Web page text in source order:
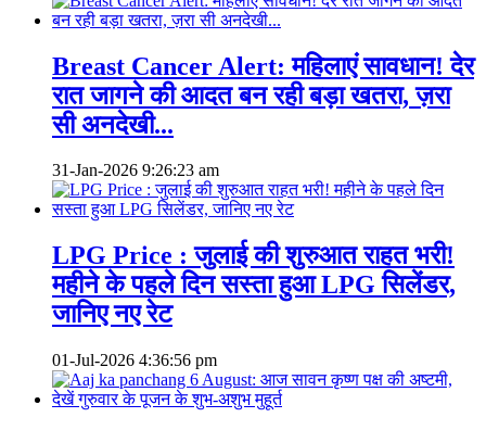
Breast Cancer Alert: महिलाएं सावधान! देर
रात जागने की आदत बन रही बड़ा खतरा, ज़रा
सी अनदेखी...
31-Jan-2026 9:26:23 am
LPG Price : जुलाई की शुरुआत राहत भरी!
महीने के पहले दिन सस्ता हुआ LPG सिलेंडर,
जानिए नए रेट
01-Jul-2026 4:36:56 pm